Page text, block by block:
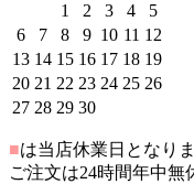
1
2 3 4
5
6
7 8 9 10 11 12
13 14 15 16 17 18 19
20 21 22 23 24 25 26
27 28 29 30
■は当店休業日となりま
ご注文は24時間年中無